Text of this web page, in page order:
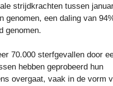
strijdkrachten tussen
genomen, een daling van
genomen.
70.000 sterfgevallen door
hebben geprobeerd hun
overgaat, vaak in de vorm